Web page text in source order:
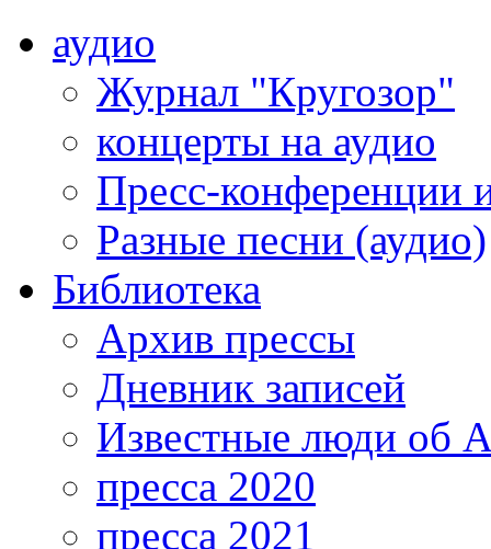
аудио
Журнал "Кругозор"
концерты на аудио
Пресс-конференции
Разные песни (аудио)
Библиотека
Архив прессы
Дневник записей
Известные люди об
пресса 2020
пресса 2021